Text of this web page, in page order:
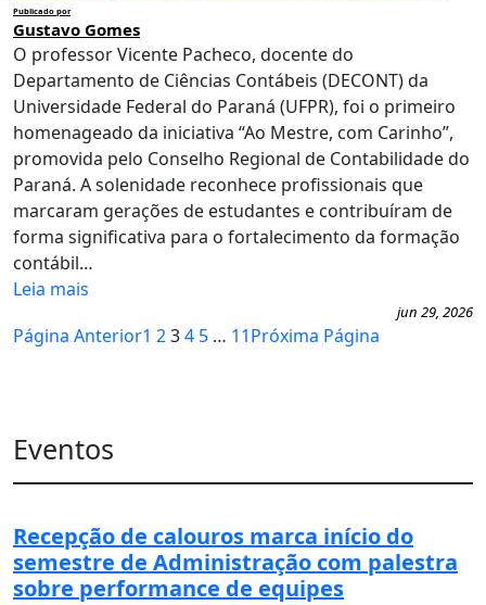
Publicado por
Gustavo Gomes
O professor Vicente Pacheco, docente do
Departamento de Ciências Contábeis (DECONT) da
Universidade Federal do Paraná (UFPR), foi o primeiro
homenageado da iniciativa “Ao Mestre, com Carinho”,
promovida pelo Conselho Regional de Contabilidade do
Paraná. A solenidade reconhece profissionais que
marcaram gerações de estudantes e contribuíram de
forma significativa para o fortalecimento da formação
contábil…
Leia mais
jun 29, 2026
Página Anterior1 234 5 … 11Próxima Página
Eventos
Recepção de calouros marca início do
semestre de Administração com palestra
sobre performance de equipes